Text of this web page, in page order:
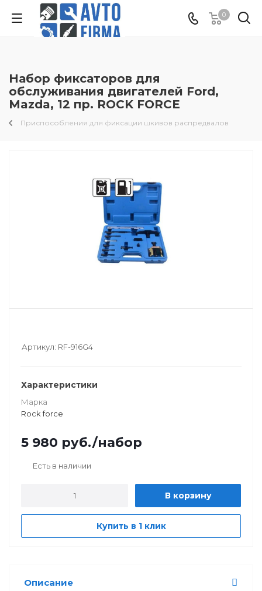
0
Набор фиксаторов для
обслуживания двигателей Ford,
Mazda, 12 пр. ROCK FORCE
Приспособления для фиксации шкивов распредвалов
Артикул: RF-916G4
Характеристики
Марка
Rock force
5 980 руб./набор
Есть в наличии
В корзину
Купить в 1 клик
Описание